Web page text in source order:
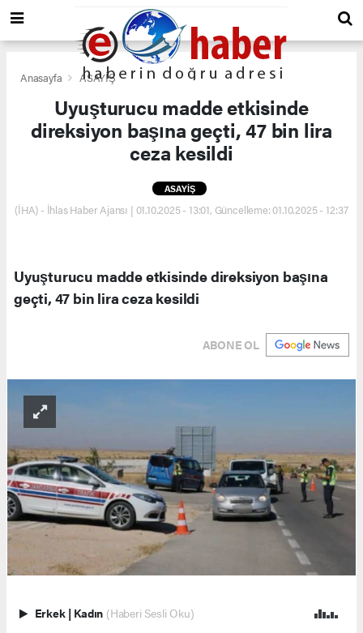
Anasayfa ASAYİŞ
Uyuşturucu madde etkisinde
direksiyon başına geçti, 47 bin lira
ceza kesildi
ASAYİŞ
(İHA) - İhlas Haber Ajansı | 01.10.2025 - 13:01, Güncelleme: 01.10.2025 - 12:37
Uyuşturucu madde etkisinde direksiyon başına
geçti, 47 bin lira ceza kesildi
ABONE OL
Erkek | Kadın (Haberi Sesli Oku)